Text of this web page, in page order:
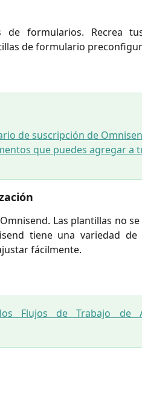
de formularios. Recrea
de formulario
de suscripción de
que puedes agregar a
Las plantillas no
tiene una variedad de
fácilmente.
Flujos de Trabajo de